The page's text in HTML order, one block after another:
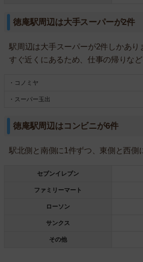
徳庵駅周辺は大手スーパーが2件
駅周辺は大手スーパーが2件しかあり
すぐ近くにあるため、仕事の帰りなど
・コノミヤ
・スーパー玉出
徳庵駅周辺はコンビニが6件
駅北側と南側に1件ずつ、東側と西側
セブンイレブン
ファミリーマート
ローソン
サンクス
その他